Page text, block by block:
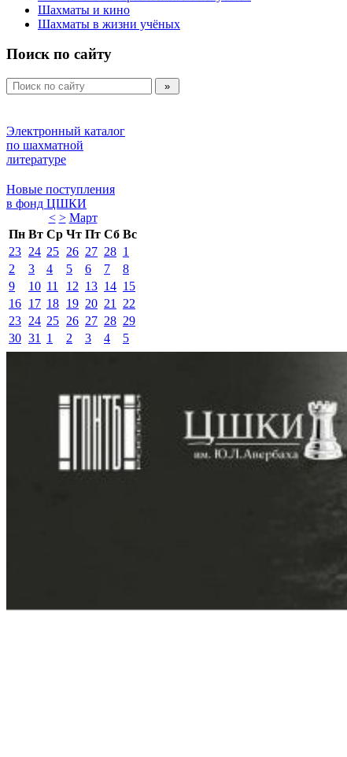
Шахматы и кино
Шахматы в жизни учёных
Поиск по сайту
Электронный каталог
по шахматной
литературе
Новые поступления
в фонд ЦШКИ
< > Март
Пн Вт Ср Чт Пт Сб Вс
23 24 25 26 27 28 1
2
3 4 5 6 7
8
9
10 11 12 13 14 15
16 17 18 19 20 21
22
23 24 25 26 27 28 29
30 31 1 2 3 4 5